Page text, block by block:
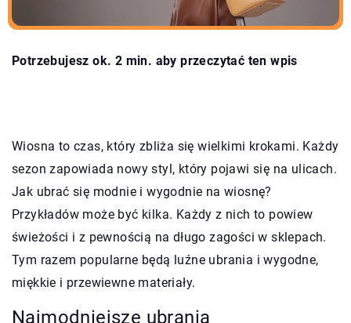
Potrzebujesz ok. 2 min. aby przeczytać ten wpis
Wiosna to czas, który zbliża się wielkimi krokami. Każdy
sezon zapowiada nowy styl, który pojawi się na ulicach.
Jak ubrać się modnie i wygodnie na wiosnę?
Przykładów może być kilka. Każdy z nich to powiew
świeżości i z pewnością na długo zagości w sklepach.
Tym razem popularne będą luźne ubrania i wygodne,
miękkie i przewiewne materiały.
Najmodniejsze ubrania